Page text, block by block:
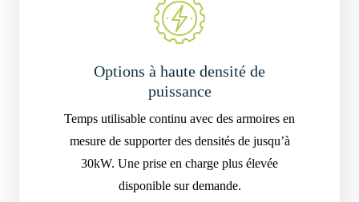
Options à haute densité de
puissance
Temps utilisable continu avec des armoires en
mesure de supporter des densités de jusqu’à
30kW. Une prise en charge plus élevée
disponible sur demande.